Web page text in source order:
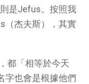
是Jefus。按照我
（杰夫斯），其實
都「相等於今天
字也會是根據他們